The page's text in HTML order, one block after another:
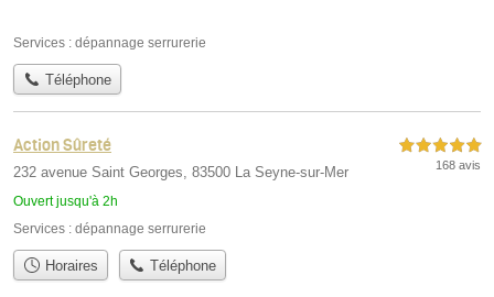
Services : dépannage serrurerie
Téléphone
Action Sûreté
232 avenue Saint Georges, 83500 La Seyne-sur-Mer
Ouvert jusqu'à 2h
5,0 étoiles sur 5
168 avis
Services : dépannage serrurerie
Horaires Téléphone